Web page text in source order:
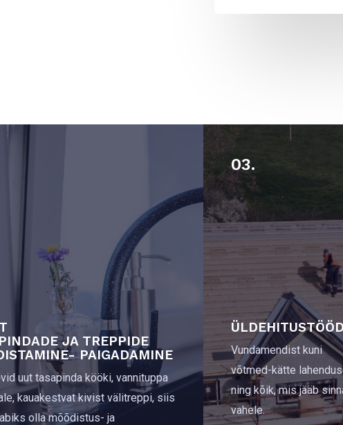
JA TREPPIDE
PAIGADAMINE
uut tasapinda kööki, vannituppa
kauakestvat kivist välitreppi, siis
olla mõõdistus- ja
03.
ÜLDEHITUSTÖÖD
Vundamendist kuni
võtmed-kätte
ning kõik, mis jääb
vahele.